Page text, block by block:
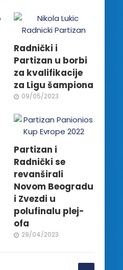
Radnički i
Partizan u borbi
za kvalifikacije
za Ligu šampiona
09/05/2023
Partizan i
Radnički se
revanširali
Novom Beogradu
i Zvezdi u
polufinalu plej-
ofa
29/04/2023